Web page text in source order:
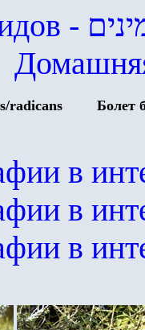
radicans Болет
в
в
в